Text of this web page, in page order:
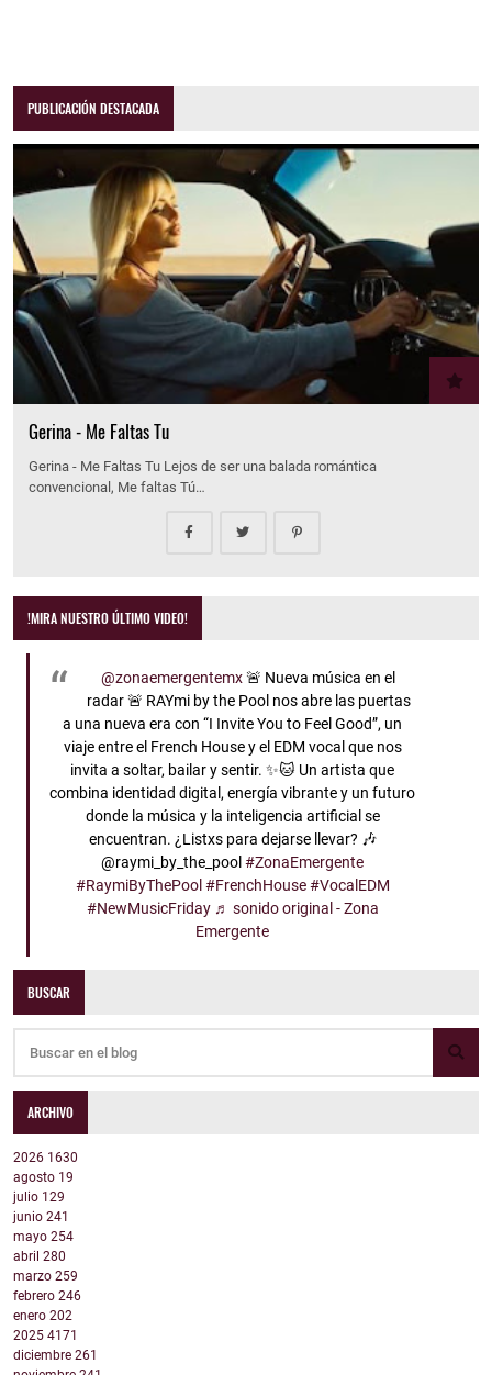
PUBLICACIÓN DESTACADA
Gerina - Me Faltas Tu
Gerina - Me Faltas Tu Lejos de ser una balada romántica
convencional, Me faltas Tú…
!MIRA NUESTRO ÚLTIMO VIDEO!
@zonaemergentemx🚨 Nueva música en el
radar 🚨 RAYmi by the Pool nos abre las puertas
a una nueva era con “I Invite You to Feel Good”, un
viaje entre el French House y el EDM vocal que nos
invita a soltar, bailar y sentir. ✨🐱 Un artista que
combina identidad digital, energía vibrante y un futuro
donde la música y la inteligencia artificial se
encuentran. ¿Listxs para dejarse llevar? 🎶
@raymi_by_the_pool#ZonaEmergente
#RaymiByThePool #FrenchHouse #VocalEDM
#NewMusicFriday ♬ sonido original - Zona
Emergente
BUSCAR
ARCHIVO
2026 1630
agosto 19
julio 129
junio 241
mayo 254
abril 280
marzo 259
febrero 246
enero 202
2025 4171
diciembre 261